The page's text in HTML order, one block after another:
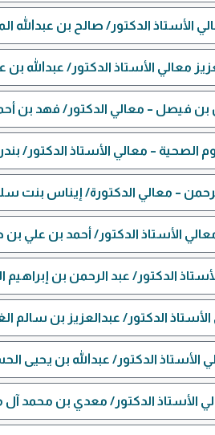
الأستاذ الدكتور/ صالح بن عبدالله
الأستاذ الدكتور/ عبدالله بن
بن فيصل – معالي الدكتور/ فهد بن
– معالي الأستاذ الدكتور/
– معالي الدكتورة/ إيناس بنت
الأستاذ الدكتور/ أحمد بن علي بن
الدكتور/ عبد الرحمن بن إبراهيم
الدكتور/ عبدالعزيز بن سالم
الأستاذ الدكتور/ عبدالله بن يحيى
الأستاذ الدكتور/ معدي بن محمد